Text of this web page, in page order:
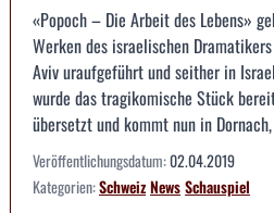
«Popoch – Die Arbeit des Lebens»
Werken des israelischen
Aviv uraufgeführt und seither in
wurde das tragikomische Stück
übersetzt und kommt nun in
Veröffentlichungsdatum:02.04.2019
Kategorien:SchweizNewsSchauspiel